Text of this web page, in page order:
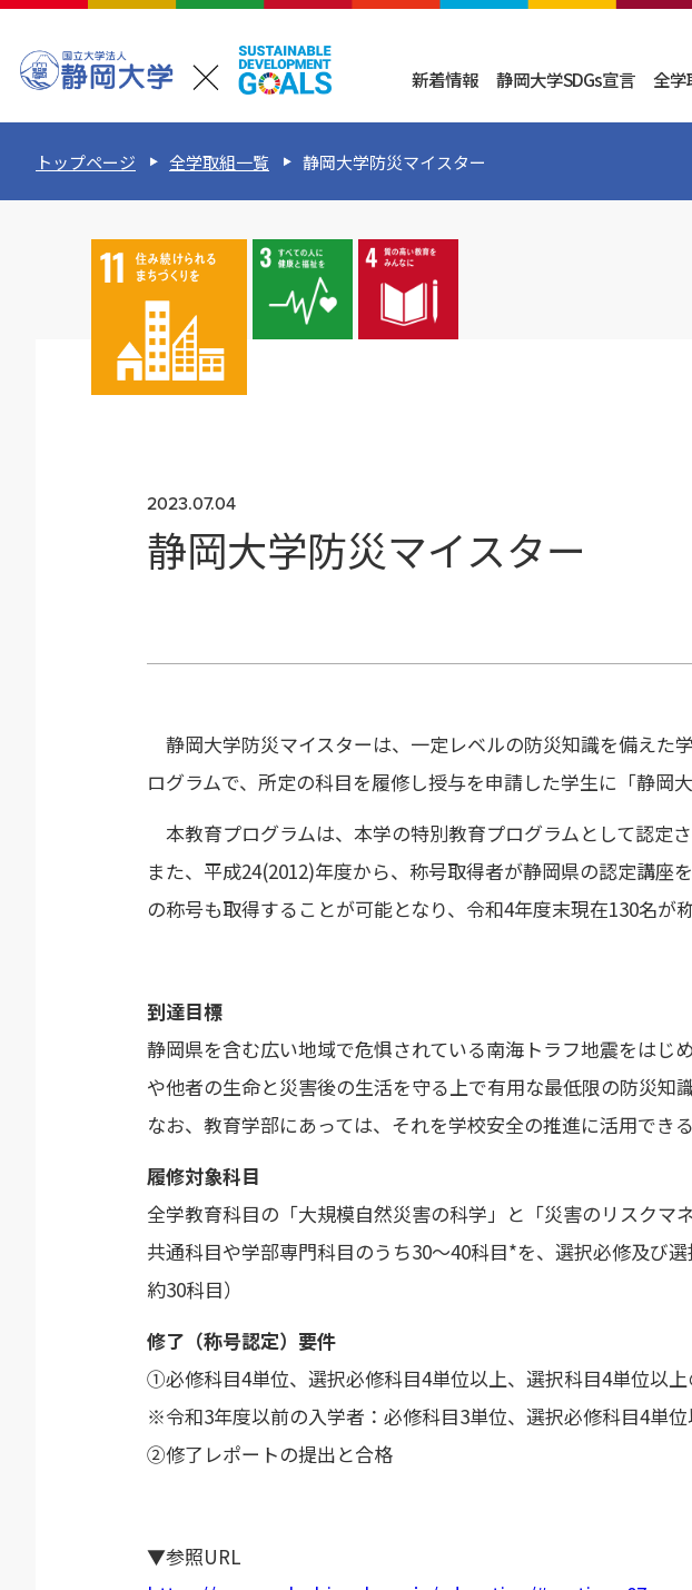
新着情報 静岡大学SDGs宣言 全学
トップページ 全学取組一覧 静岡大学防災マイスター
2023.07.04
静岡大学防災マイスター
静岡大学防災マイスターは、一定レベルの防災知識を備えた
ログラムで、所定の科目を履修し授与を申請した学生に「静岡
本教育プログラムは、本学の特別教育プログラムとして認定
また、平成24(2012)年度から、称号取得者が静岡県の認定講座
の称号も取得することが可能となり、令和4年度末現在130名が
到達目標
静岡県を含む広い地域で危惧されている南海トラフ地震をは
や他者の生命と災害後の生活を守る上で有用な最低限の防災知
なお、教育学部にあっては、それを学校安全の推進に活用でき
履修対象科目
全学教育科目の「大規模自然災害の科学」と「災害のリスク
共通科目や学部専門科目のうち30～40科目*を、選択必修及び
約30科目）
修了（称号認定）要件
①必修科目4単位、選択必修科目4単位以上、選択科目4単位以
※令和3年度以前の入学者：必修科目3単位、選択必修科目4単
②修了レポートの提出と合格
▼参照URL